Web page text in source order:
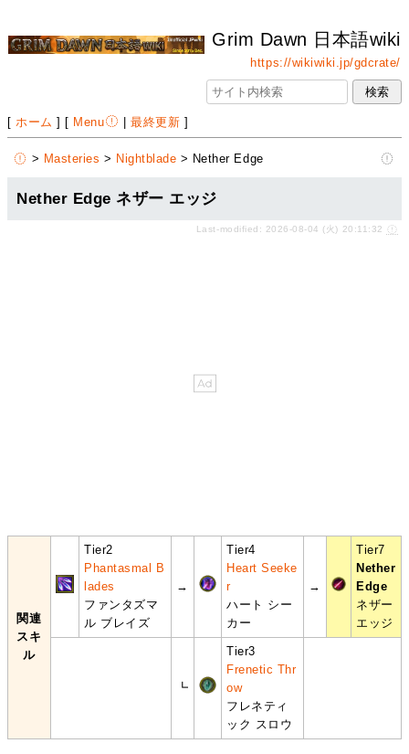
Grim Dawn 日本語wiki
https://wikiwiki.jp/gdcrate/
[ ホーム ] [ Menu |最終更新 ]
> Masteries > Nightblade > Nether Edge
Nether Edge ネザー エッジ
Last-modified: 2026-08-04 (火) 20:11:32
関連
スキ
ル
Tier2
Phantasmal B
lades
ファンタズマ
ル ブレイズ
→
Tier4
Heart Seeke
r
ハート シー
カー
→
Tier7
Nether
Edge
ネザー
エッジ
┗
Tier3
Frenetic Thr
ow
フレネティ
ック スロウ